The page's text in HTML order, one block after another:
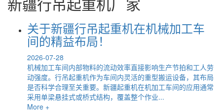
关于新疆行吊起重机在机械加工车
间的精益布局！
2026-07-28
机械加工车间内部物料的流动效率直接影响生产节拍和工人劳
动强度。行吊起重机作为车间内灵活的重型搬运设备，其布局
是否科学合理至关重要。新疆起重机在机加工车间的应用通常
采用单梁悬挂式或桥式结构，覆盖整个作业...
More +